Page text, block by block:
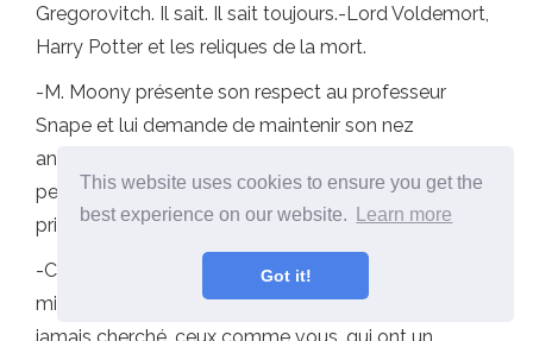
This website uses cookies to ensure you get the
best experience on our website.
Learn more
Got it!
Gregorovitch. Il sait. Il sait toujours.-Lord Voldemort,
Harry Potter et les reliques de la mort.
-M. Moony présente son respect au professeur
Snape et lui demande de maintenir son nez
anormalement grand des affaires d'autres
personnes.-Severus Snape, Harry Potter et le
prisonnier d'Azkaban.
-C'est drôle, Harry. Peut-être que ceux qui sont les
mieux préparés au pouvoir sont ceux qui ne l'ont